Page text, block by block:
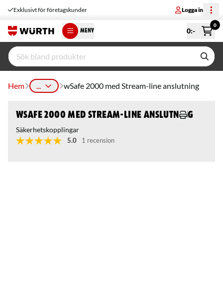
Exklusivt för företagskunder Logga in
MENY 0:-
0
Hem ... wSafe 2000 med Stream-line anslutning
wSafe 2000 med Stream-line anslutning
Säkerhetskopplingar
5.0 1 recension